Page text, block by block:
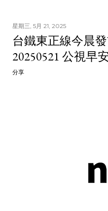
星期三, 5月 21, 2025
台鐵東正線今晨
20250521 公視早
分享